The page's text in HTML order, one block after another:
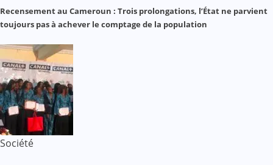
Recensement au Cameroun : Trois prolongations, l’État ne parvient
toujours pas à achever le comptage de la population
Société